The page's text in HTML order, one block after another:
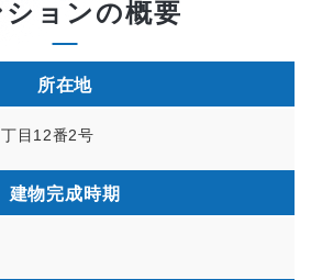
ションの概要
所在地
目12番2号
建物完成時期